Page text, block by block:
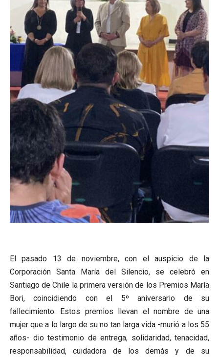
El pasado 13 de noviembre, con el auspicio de la
Corporación Santa María del Silencio, se celebró en
Santiago de Chile la primera versión de los Premios María
Bori, coincidiendo con el 5º aniversario de su
fallecimiento. Estos premios llevan el nombre de una
mujer que a lo largo de su no tan larga vida -murió a los 55
años- dio testimonio de entrega, solidaridad, tenacidad,
responsabilidad, cuidadora de los demás y de su